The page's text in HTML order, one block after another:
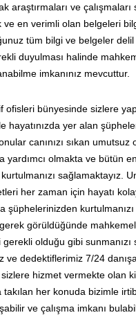
araştırmaları ve
en verimli olan belgeleri
tüm bilgi ve belgeler
duyulması halinde
imkanınız mevcuttur.
ofisleri bünyesinde sizlere
hayatınızda yer alan
canınızı sıkan
yardımcı olmakta ve bütün
sağlamaktayız.
her zaman için hayatı
şüphelerinizden
görüldüğünde
olduğu gibi sunmanızı
ve dedektiflerimiz 7/24
hizmet vermekte olan
takılan her konuda bizimle
ve çalışma imkanı